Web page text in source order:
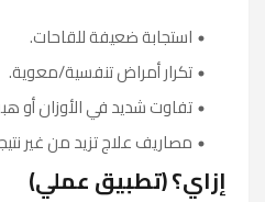
استجابة ضعيفة للقاحات.
تكرار أمراض تنفسية/معوية.
تفاوت شديد في الأوزان أو
مصاريف علاج تزيد من غير
إزاي؟ (تطبيق عملي)